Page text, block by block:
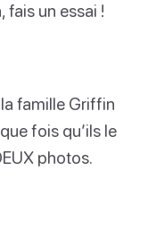
fais un essai !
famille Griffin
fois qu’ils le
photos.